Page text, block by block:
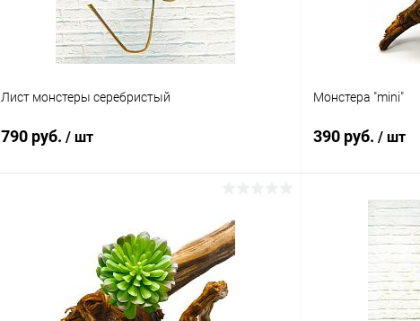
Лист монстеры серебристый
790 руб. / шт
Купить в 1 клик Сравнение
В наличии
Монстера "mini"
390 руб. / шт
Купить в 1 клик
В избранное